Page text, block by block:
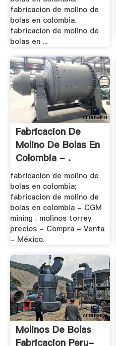
fabricacion de molino de
bolas en colombia.
fabricacion de molino de
bolas en ...
Fabricacion De
Molino De Bolas En
Colombia - .
fabricacion de molino de
bolas en colombia;
fabricacion de molino de
bolas en colombia - CGM
mining . molinos torrey
precios - Compra - Venta
- México.
Molinos De Bolas
Fabricacion Peru-